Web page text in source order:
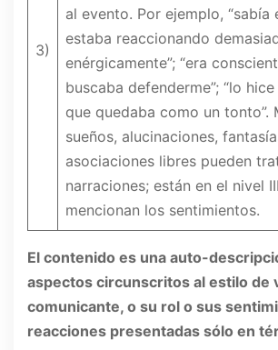
3)
al evento. Por ejemplo, “sabía
estaba reaccionando
enérgicamente”; “era
buscaba defenderme”; “lo
que quedaba como un tonto”.
sueños, alucinaciones,
asociaciones libres pueden
narraciones; están en el nivel
mencionan los sentimientos.
El contenido es una auto-
aspectos circunscritos al estilo de
comunicante, o su rol o sus
reacciones presentadas sólo en